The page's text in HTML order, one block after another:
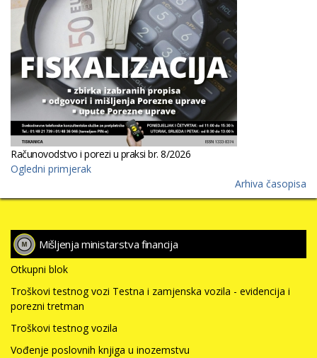
Računovodstvo i porezi u praksi br. 8/2026
Ogledni primjerak
Arhiva časopisa
Mišljenja ministarstva financija
Otkupni blok
Troškovi testnog vozi Testna i zamjenska vozila - evidencija i
porezni tretman
Troškovi testnog vozila
Vođenje poslovnih knjiga u inozemstvu